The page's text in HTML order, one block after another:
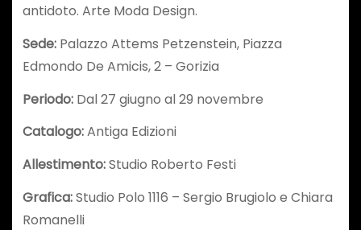
antidoto. Arte Moda Design.
Sede:Palazzo Attems Petzenstein, Piazza
Edmondo De Amicis, 2 – Gorizia
Periodo:Dal 27 giugno al 29 novembre
Catalogo:Antiga Edizioni
Allestimento:Studio Roberto Festi
Grafica:Studio Polo 1116 – Sergio Brugiolo e Chiara
Romanelli